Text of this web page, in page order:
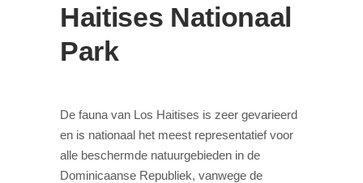
Haitises Nationaal
Park
De fauna van Los Haitises is zeer gevarieerd
en is nationaal het meest representatief voor
alle beschermde natuurgebieden in de
Dominicaanse Republiek, vanwege de